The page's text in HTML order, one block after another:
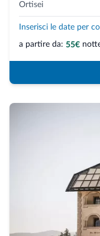
Ortisei
Inserisci le date per
a partire da: 55€